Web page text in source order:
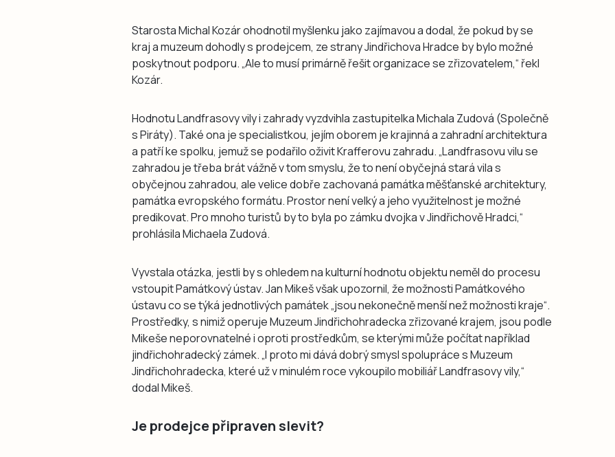
Starosta Michal Kozár ohodnotil myšlenku jako zajímavou a dodal, že pokud by se
kraj a muzeum dohodly s prodejcem, ze strany Jindřichova Hradce by bylo možné
poskytnout podporu. „Ale to musí primárně řešit organizace se zřizovatelem,“ řekl
Kozár.
Hodnotu Landfrasovy vily i zahrady vyzdvihla zastupitelka Michala Zudová (Společně
s Piráty). Také ona je specialistkou, jejím oborem je krajinná a zahradní architektura
a patří ke spolku, jemuž se podařilo oživit Krafferovu zahradu. „Landfrasovu vilu se
zahradou je třeba brát vážně v tom smyslu, že to není obyčejná stará vila s
obyčejnou zahradou, ale velice dobře zachovaná památka měšťanské architektury,
památka evropského formátu. Prostor není velký a jeho využitelnost je možné
predikovat. Pro mnoho turistů by to byla po zámku dvojka v Jindřichově Hradci,“
prohlásila Michaela Zudová.
Vyvstala otázka, jestli by s ohledem na kulturní hodnotu objektu neměl do procesu
vstoupit Památkový ústav. Jan Mikeš však upozornil, že možnosti Památkového
ústavu co se týká jednotlivých památek „jsou nekonečně menší než možnosti kraje“.
Prostředky, s nimiž operuje Muzeum Jindřichohradecka zřizované krajem, jsou podle
Mikeše neporovnatelné i oproti prostředkům, se kterými může počítat například
jindřichohradecký zámek. „I proto mi dává dobrý smysl spolupráce s Muzeum
Jindřichohradecka, které už v minulém roce vykoupilo mobiliář Landfrasovy vily,“
dodal Mikeš.
Je prodejce připraven slevit?